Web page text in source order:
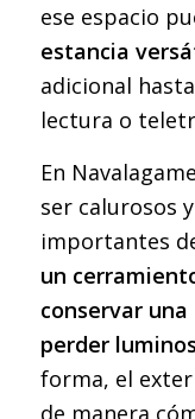
ese espacio
estancia
adicional
lectura o
En
ser calurosos
importantes
un
conservar
perder
forma, el
de manera